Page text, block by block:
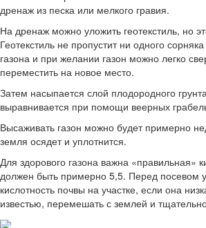
дренаж из песка или мелкого гравия.
На дренаж можно уложить геотекстиль, но
Геотекстиль не пропустит ни одного
газона и при желании газон можно легко
переместить на новое место.
Затем насыпается слой плодородного
выравнивается при помощи веерных
Высаживать газон можно будет примерно
земля осядет и уплотнится.
Для здорового газона важна «правильная»
должен быть примерно 5,5. Перед посевом
кислотность почвы на участке, если она
известью, перемешать с землей и